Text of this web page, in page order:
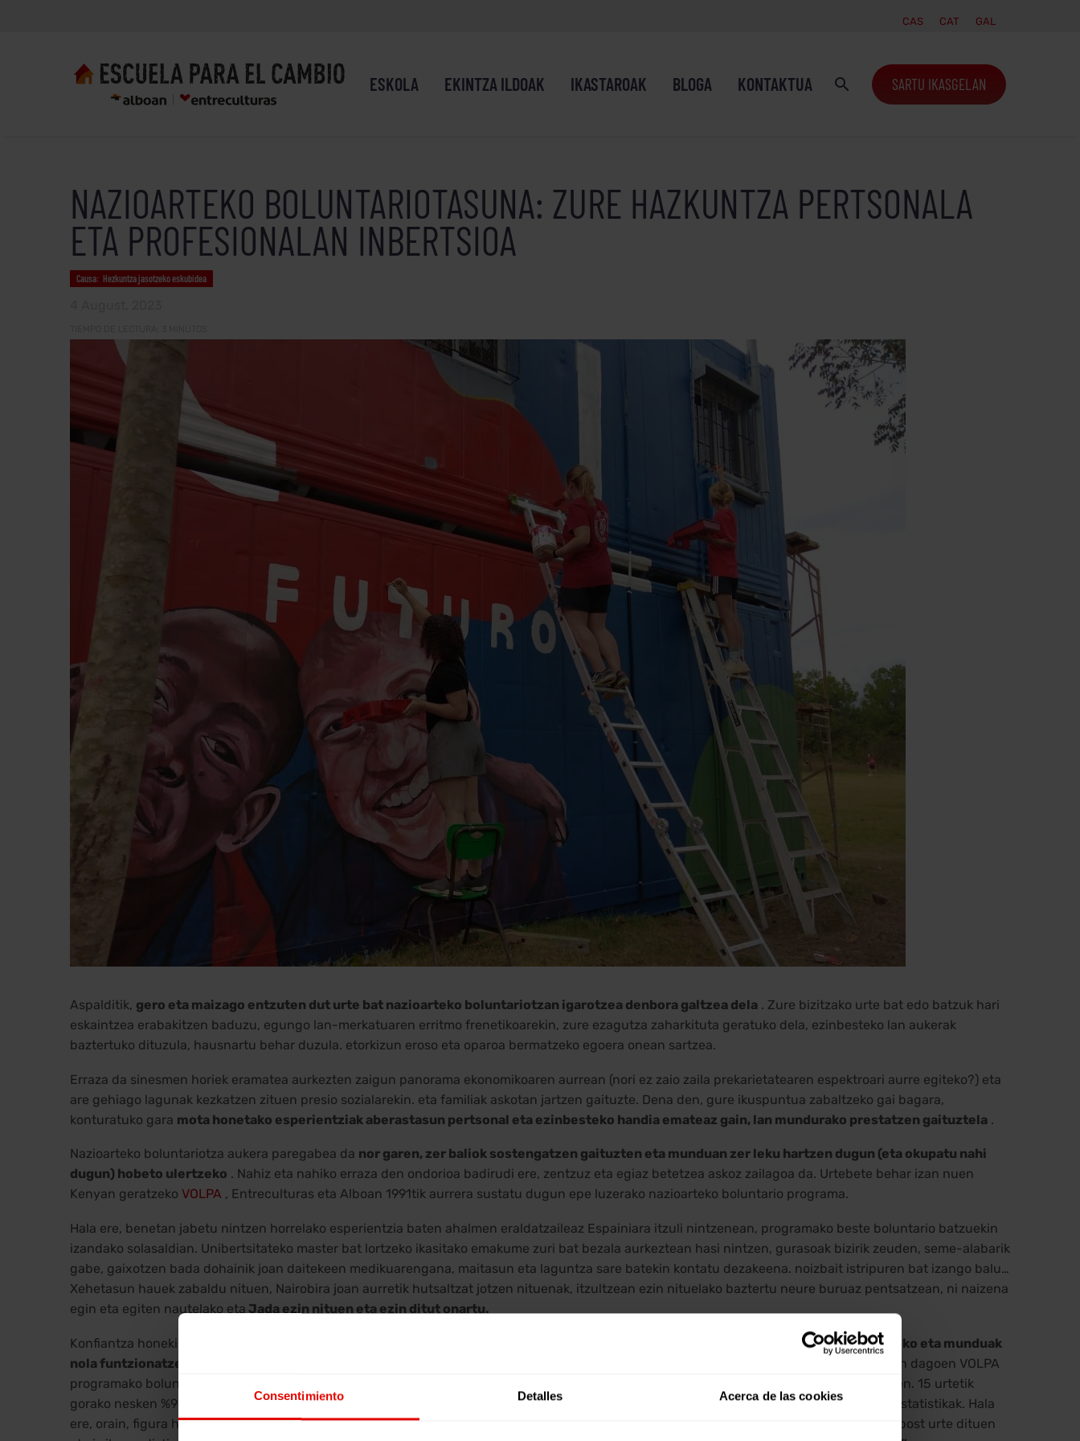
Consentimiento Detalles Acerca de las cookies
CAS CAT GAL
ESKOLA EKINTZA ILDOAK IKASTAROAK BLOGA KONTAKTUA SARTU IKASGELAN
NAZIOARTEKO BOLUNTARIOTASUNA: ZURE HAZKUNTZA PERTSONALA
ETA PROFESIONALAN INBERTSIOA
Causa: Hezkuntza jasotzeko eskubidea
Aspalditik, gero eta maizago entzuten dut urte bat nazioarteko boluntariotzan igarotzea denbora galtzea dela . Zure bizitzako urte bat edo batzuk hari
eskaintzea erabakitzen baduzu, egungo lan-merkatuaren erritmo frenetikoarekin, zure ezagutza zaharkituta geratuko dela, ezinbesteko lan aukerak
baztertuko dituzula, hausnartu behar duzula. etorkizun eroso eta oparoa bermatzeko egoera onean sartzea.
Erraza da sinesmen horiek eramatea aurkezten zaigun panorama ekonomikoaren aurrean (nori ez zaio zaila prekarietatearen espektroari aurre egiteko?) eta
are gehiago lagunak kezkatzen zituen presio sozialarekin. eta familiak askotan jartzen gaituzte. Dena den, gure ikuspuntua zabaltzeko gai bagara,
konturatuko gara mota honetako esperientziak aberastasun pertsonal eta ezinbesteko handia emateaz gain, lan mundurako prestatzen gaituztela .
Nazioarteko boluntariotza aukera paregabea da nor garen, zer baliok sostengatzen gaituzten eta munduan zer leku hartzen dugun (eta okupatu nahi
dugun) hobeto ulertzeko . Nahiz eta nahiko erraza den ondorioa badirudi ere, zentzuz eta egiaz betetzea askoz zailagoa da. Urtebete behar izan nuen
Kenyan geratzeko VOLPA , Entreculturas eta Alboan 1991tik aurrera sustatu dugun epe luzerako nazioarteko boluntario programa.
Hala ere, benetan jabetu nintzen horrelako esperientzia baten ahalmen eraldatzaileaz Espainiara itzuli nintzenean, programako beste boluntario batzuekin
izandako solasaldian. Unibertsitateko master bat lortzeko ikasitako emakume zuri bat bezala aurkeztean hasi nintzen, gurasoak bizirik zeuden, seme-alabarik
gabe, gaixotzen bada dohainik joan daitekeen medikuarengana, maitasun eta laguntza sare batekin kontatu dezakeena. noizbait istripuren bat izango balu…
Xehetasun hauek zabaldu nituen, Nairobira joan aurretik hutsaltzat jotzen nituenak, itzultzean ezin nituelako baztertu neure buruaz pentsatzean, ni naizena
egin eta egiten nautelako eta Jada ezin nituen eta ezin ditut onartu.
Konfiantza honekin erakutsi nahi dut nola boluntariotza aukera paregabea den
beste errealitate batzuk hurbiltzeko, ulertzeko eta lotzeko eta munduak
nola funtzionatzen duen hobeto ulertzeko
. Mundu mailan desberdintasunen arrazoi eta ondorioetan sakontzen gaitu. Gaur egun Txaden dagoen VOLPA
programako boluntarioetako bat den Carlosen hitzetan, “Sahara hegoaldeko Afrikan, urtero, 5 milioi haur hiltzen dira 5 urte bete baino lehen. 15 urtetik
gorako nesken %98k genitalen mutilazioa jasan du Somalian. Hemen bizi aurretik, niretzat ere zenbakiak ziren, egunkarietako titularetako estatistikak. Hala
ere, orain, figura horiek Moussa bihurtu dira, oihal-saltzaile jator eta apatiko samarra, bere bost seme-alabatik lau galdu zituena edo hamabost urte dituen